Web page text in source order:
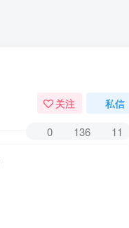
关注 私信
0 136 11